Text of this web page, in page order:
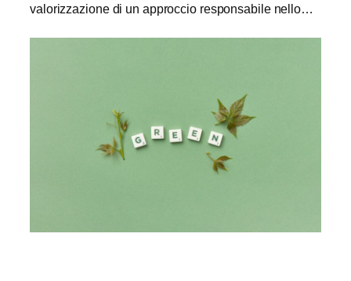
valorizzazione di un approccio responsabile nello…